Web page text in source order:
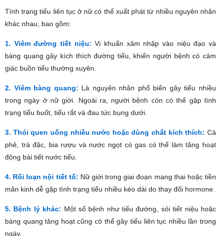
Tình trạng tiểu liên tục ở nữ có thể xuất phát từ nhiều nguyên nhân
khác nhau, bao gồm:
1. Viêm đường tiết niệu:Vi khuẩn xâm nhập vào niệu đạo và
bàng quang gây kích thích đường tiểu, khiến người bệnh có cảm
giác buồn tiểu thường xuyên.
2. Viêm bàng quang: Là nguyên nhân phổ biến gây tiểu nhiều
trong ngày ở nữ giới. Ngoài ra, người bệnh còn có thể gặp tình
trạng tiểu buốt, tiểu rắt và đau tức bụng dưới.
3. Thói quen uống nhiều nước hoặc dùng chất kích thích: Cà
phê, trà đặc, bia rượu và nước ngọt có gas có thể làm tăng hoạt
động bài tiết nước tiểu.
4. Rối loạn nội tiết tố: Nữ giới trong giai đoạn mang thai hoặc tiền
mãn kinh dễ gặp tình trạng tiểu nhiều kéo dài do thay đổi hormone.
5. Bệnh lý khác: Một số bệnh như tiểu đường, sỏi tiết niệu hoặc
bàng quang tăng hoạt cũng có thể gây tiểu liên tục nhiều lần trong
ngày.